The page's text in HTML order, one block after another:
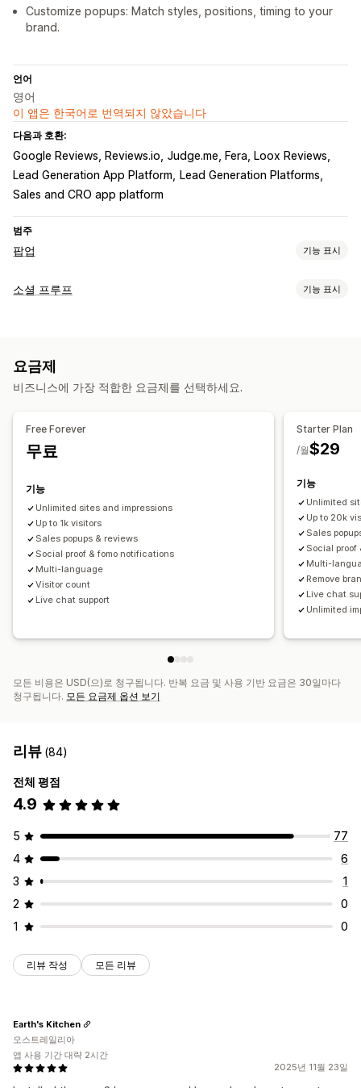
Customize popups: Match styles, positions, timing to your
brand.
언어
영어
이 앱은 한국어로 번역되지 않았습니다
다음과 호환:
Google Reviews, Reviews.io Judge.me, Fera, Loox Reviews
Lead Generation App Platform
Lead Generation Platforms
Sales and CRO app platform
범주
팝업 기능 표시
팝업 유형
팝업 관리
편집기 도구
템플릿 사용자 지정 코드 번역
소셜 프루프 기능 표시
표시 옵션
분석
요금제
비즈니스에 가장 적합한 요금제를 선택하세요.
Free Forever
무료
기능
Unlimited sites and impressions
Up to 1k visitors
Sales popups & reviews
Social proof & fomo notifications
Multi-language
Visitor count
Live chat support
Starter Plan
$29
/월
기능
Unlimited
Up to 20k
Sales
Social proof
Multi-
Remove
Live chat
Unlimited
모든 비용은 USD(으)로 청구됩니다. 반복 요금 및 사용 기반 요금은 30일마다
청구됩니다. 모든 요금제 옵션 보기
리뷰 (84)
전체 평점
4.9
5
77
4
6
3
1
2
0
1
0
리뷰 작성 모든 리뷰
2025년 11월 23일
Earth's Kitchen
오스트레일리아
앱 사용 기간 대략 2시간